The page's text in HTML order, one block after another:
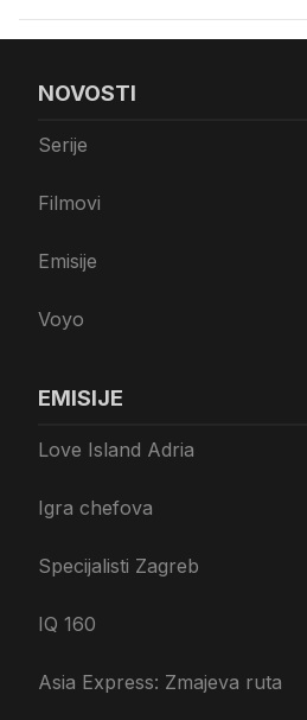
NOVOSTI
Serije
Filmovi
Emisije
Voyo
EMISIJE
Love Island Adria
Igra chefova
Specijalisti Zagreb
IQ 160
Asia Express: Zmajeva ruta